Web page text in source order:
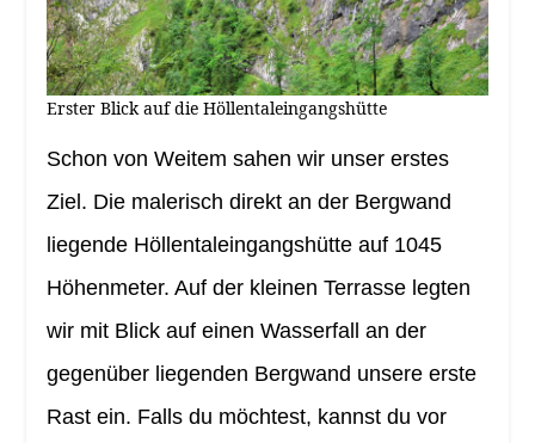
Erster Blick auf die Höllentaleingangshütte
Schon von Weitem sahen wir unser erstes
Ziel. Die malerisch direkt an der Bergwand
liegende Höllentaleingangshütte auf 1045
Höhenmeter. Auf der kleinen Terrasse legten
wir mit Blick auf einen Wasserfall an der
gegenüber liegenden Bergwand unsere erste
Rast ein. Falls du möchtest, kannst du vor